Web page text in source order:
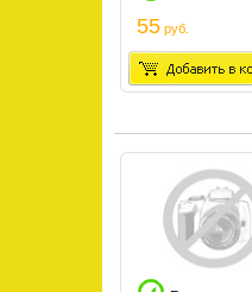
55 руб.